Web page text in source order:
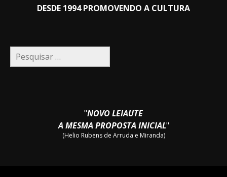
DESDE 1994 PROMOVENDO A CULTURA
Pesquisar
por:
"NOVO LEIAUTE
A MESMA PROPOSTA INICIAL"
(Helio Rubens de Arruda e Miranda)